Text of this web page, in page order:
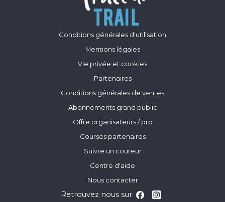
Conditions générales d'utilisation
Mentions légales
Vie privée et cookies
Partenaires
Conditions générales de ventes
Abonnements grand public
Offre organisateurs / pro
Courses partenaires
Suivre un coureur
Centre d'aide
Nous contacter
Retrouvez nous sur